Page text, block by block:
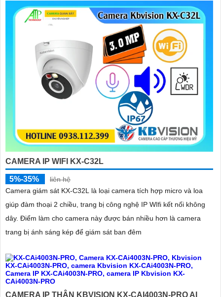
CAMERA IP WIFI KX-C32L
5%-35%
liên hệ
Camera giám sát KX-C32L là loại camera tích hợp micro và loa
giúp đàm thoại 2 chiều, trang bị công nghệ IP WIfi kết nối không
dây. Điểm làm cho camera này được bán nhiều hơn là camera
trang bị ánh sáng kép để giám sát ban đêm
CAMERA IP THÂN KBVISION KX-CAI4003N-PRO AI